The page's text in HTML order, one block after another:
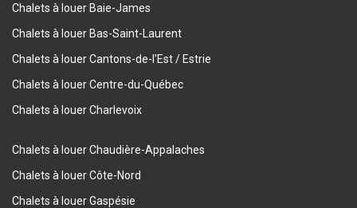
Chalets à louer Baie-James
Chalets à louer Bas-Saint-Laurent
Chalets à louer Cantons-de-l'Est / Estrie
Chalets à louer Centre-du-Québec
Chalets à louer Charlevoix
Chalets à louer Chaudière-Appalaches
Chalets à louer Côte-Nord
Chalets à louer Gaspésie